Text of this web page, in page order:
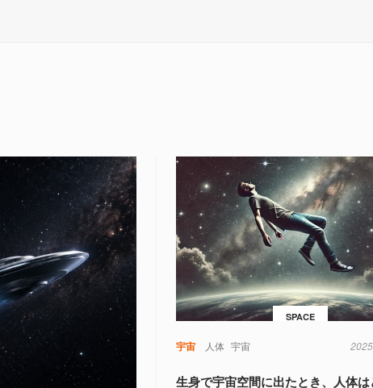
SPACE
宇宙 人体 宇宙
生身で宇宙空間に出たとき、人体